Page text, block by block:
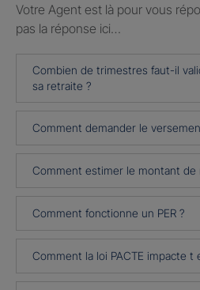
Votre Agent est là pour vous
pas la réponse ici…
Combien de trimestres faut-il
sa retraite ?
Comment demander le
Comment estimer le montant de
Comment fonctionne un PER ?
Comment la loi PACTE impacte t